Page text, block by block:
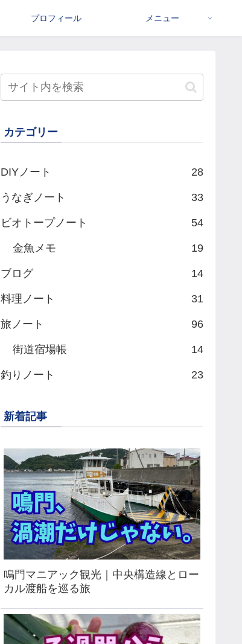
プロフィール メニュー
カテゴリー
DIYノート 28
うなぎノート 33
ビオトープノート 54
金魚メモ 19
ブログ 14
料理ノート 31
旅ノート 96
街道宿場帳 14
釣りノート 23
新着記事
鳴門マニアック観光｜中央構造線とロー
カル渡船を巡る旅